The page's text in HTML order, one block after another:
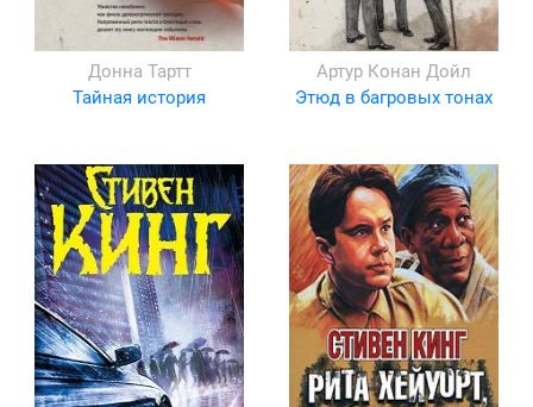
Донна Тартт
Тайная история
Артур Конан Дойл
Этюд в багровых тонах